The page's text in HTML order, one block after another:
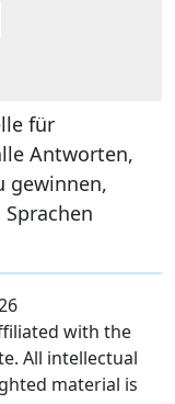
für
Antworten,
gewinnen,
with the
All intellectual
material is